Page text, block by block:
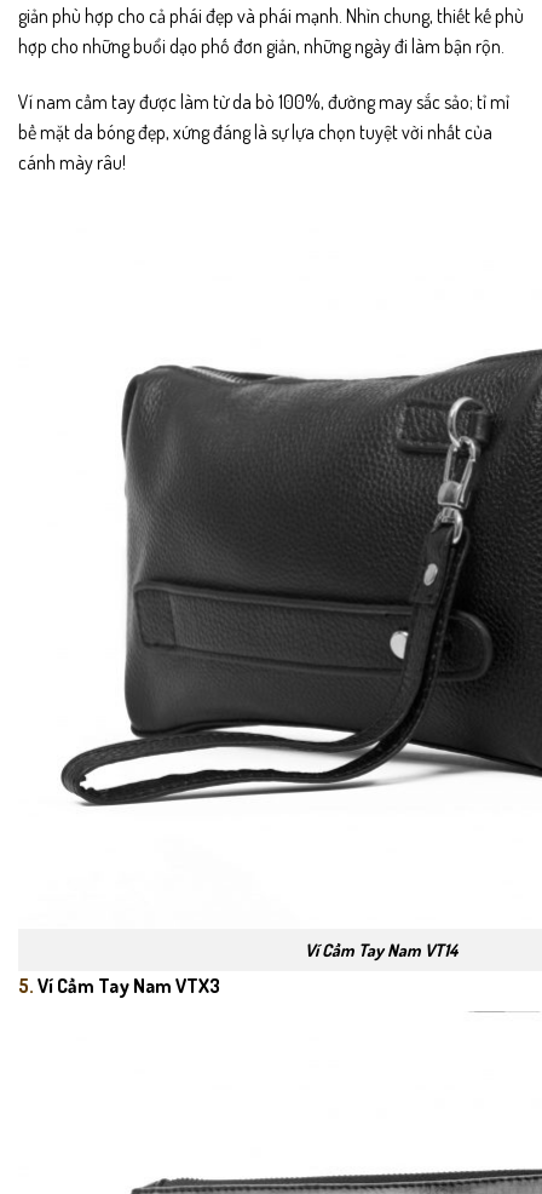
giản phù hợp cho cả phái đẹp và phái mạnh. Nhìn chung, thiết kế phù
hợp cho những buổi dạo phố đơn giản, những ngày đi làm bận rộn.
Ví nam cầm tay được làm từ da bò 100%, đường may sắc sảo; tỉ mỉ
bề mặt da bóng đẹp, xứng đáng là sự lựa chọn tuyệt vời nhất của
cánh mày râu!
Ví Cầm Tay Nam VT14
5. Ví Cầm Tay Nam VTX3